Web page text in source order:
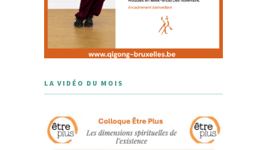
LA VIDÉO DU MOIS